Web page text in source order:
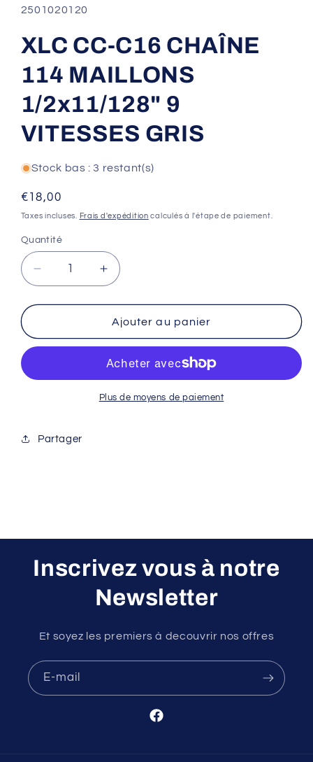
fenêtre
modale
SKU:
2501020120
XLC CC-C16 CHAÎNE
114 MAILLONS
1/2x11/128" 9
VITESSES GRIS
Stock bas : 3 restant(s)
Prix
habituel
€18,00
Taxes incluses. Frais d'expédition calculés à l'étape de paiement.
Quantité
Réduire
la
quantité
XLC
CC-
CHAÎNE
9
Augmenter
la
quantité
de
XLC
C16
CHAÎNE
114
Ajouter au panier
Plus de moyens de paiement
Partager
Inscrivez vous à notre
Newsletter
Et soyez les premiers à decouvrir nos offres
E-mail
Facebook